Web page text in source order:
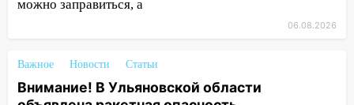
15:47
На улице Радищева сбили
курьера: крупная авария в Ульяновске
15:15
Проводил до квартиры и ограбил:
новый кавалер женщины оказался
рецидивистом
можно заправиться, а
06.08.2026
Важное Новости Статьи
Внимание! В Ульяновской области